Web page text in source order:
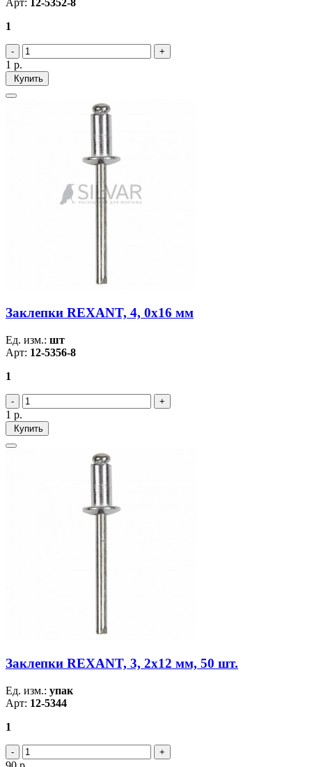
1
1 р.
Купить
Заклепки REXANT, 4, 0x16 мм
Ед. изм.: шт
Арт: 12-5356-8
1
1 р.
Купить
Заклепки REXANT, 3, 2x12 мм, 50 шт.
Ед. изм.: упак
Арт: 12-5344
1